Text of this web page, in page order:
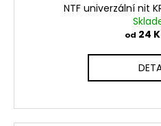
NTF univerzální nit
od 24